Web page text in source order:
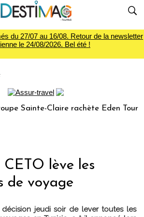
du 27/07 au 16/08. Retour de la newsletter
le 24/08/2026. Bel été !
Sainte-Claire rachète Eden Tour
CETO lève les
de voyage
jeudi soir de lever toutes les